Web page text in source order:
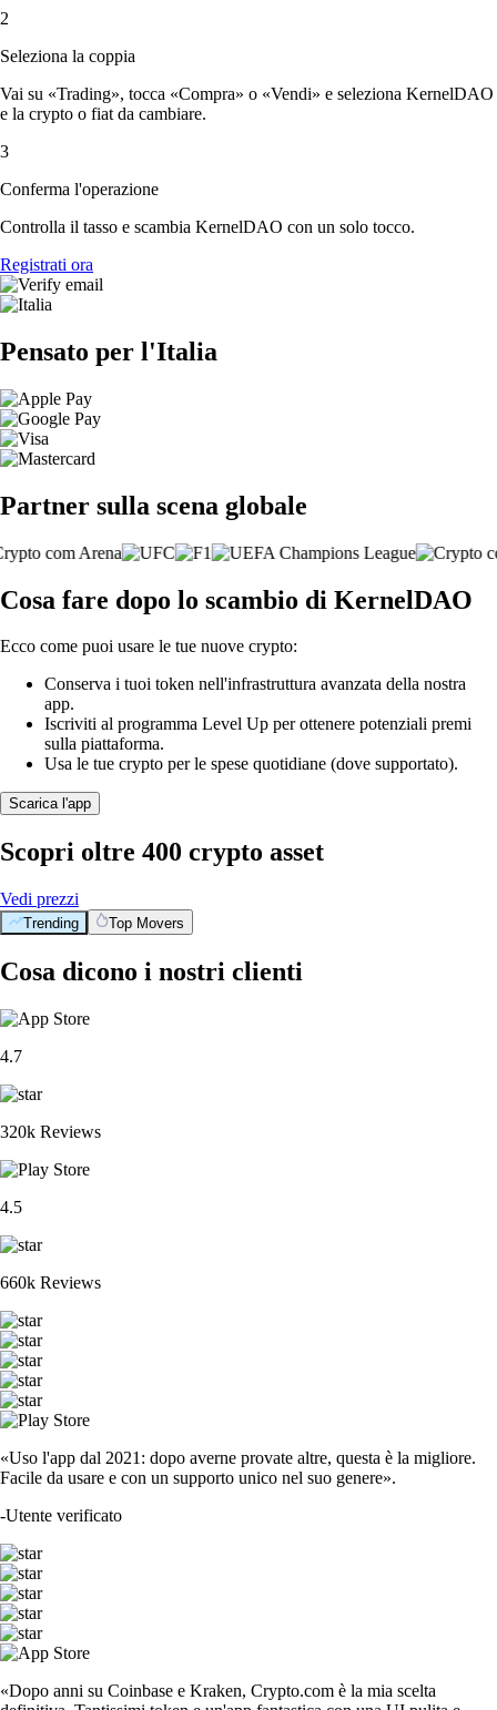
2
Seleziona la coppia
Vai su «Trading», tocca «Compra» o «Vendi» e seleziona KernelDAO
e la crypto o fiat da cambiare.
3
Conferma l'operazione
Controlla il tasso e scambia KernelDAO con un solo tocco.
Registrati ora
Pensato per l'Italia
Partner sulla scena globale
Cosa fare dopo lo scambio di KernelDAO
Ecco come puoi usare le tue nuove crypto:
Conserva i tuoi token nell'infrastruttura avanzata della nostra
app.
Iscriviti al programma Level Up per ottenere potenziali premi
sulla piattaforma.
Usa le tue crypto per le spese quotidiane (dove supportato).
Scarica l'app
Scopri oltre 400 crypto asset
Vedi prezzi
Trending Top Movers
Cosa dicono i nostri clienti
4.7
320k Reviews
4.5
660k Reviews
«Uso l'app dal 2021: dopo averne provate altre, questa è la migliore.
Facile da usare e con un supporto unico nel suo genere».
-Utente verificato
«Dopo anni su Coinbase e Kraken, Crypto.com è la mia scelta